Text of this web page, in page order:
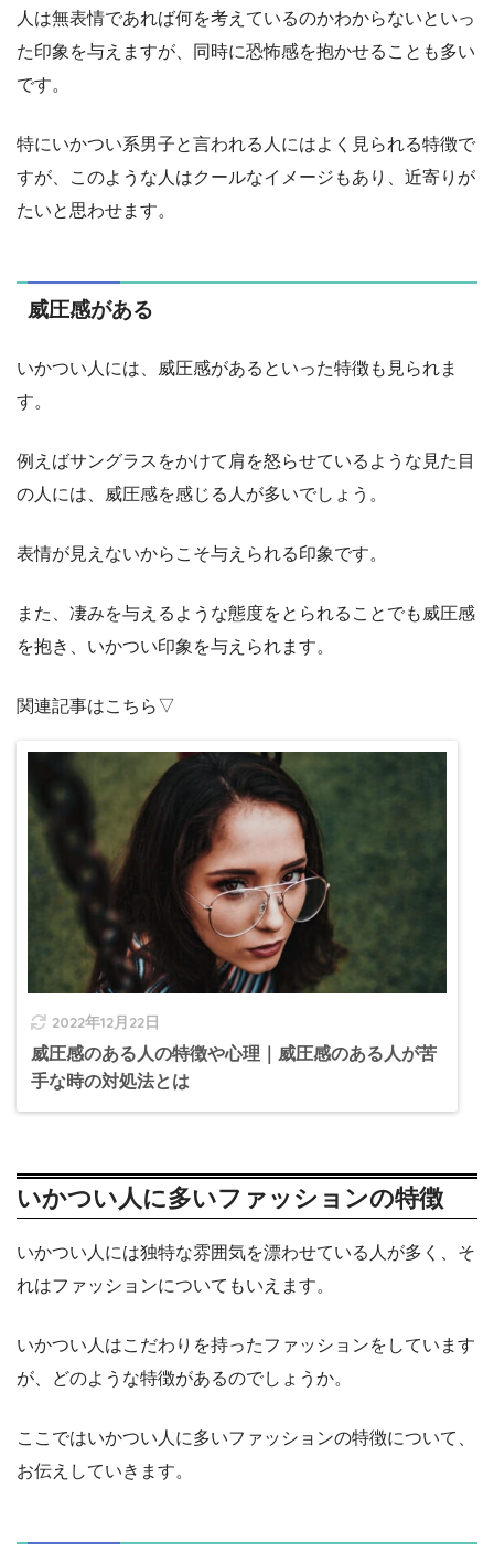
人は無表情であれば何を考えているのかわからないといっ
た印象を与えますが、同時に恐怖感を抱かせることも多い
です。
特にいかつい系男子と言われる人にはよく見られる特徴で
すが、このような人はクールなイメージもあり、近寄りが
たいと思わせます。
威圧感がある
いかつい人には、威圧感があるといった特徴も見られま
す。
例えばサングラスをかけて肩を怒らせているような見た目
の人には、威圧感を感じる人が多いでしょう。
表情が見えないからこそ与えられる印象です。
また、凄みを与えるような態度をとられることでも威圧感
を抱き、いかつい印象を与えられます。
関連記事はこちら▽
2022年12月22日
威圧感のある人の特徴や心理｜威圧感のある人が苦
手な時の対処法とは
いかつい人に多いファッションの特徴
いかつい人には独特な雰囲気を漂わせている人が多く、そ
れはファッションについてもいえます。
いかつい人はこだわりを持ったファッションをしています
が、どのような特徴があるのでしょうか。
ここではいかつい人に多いファッションの特徴について、
お伝えしていきます。